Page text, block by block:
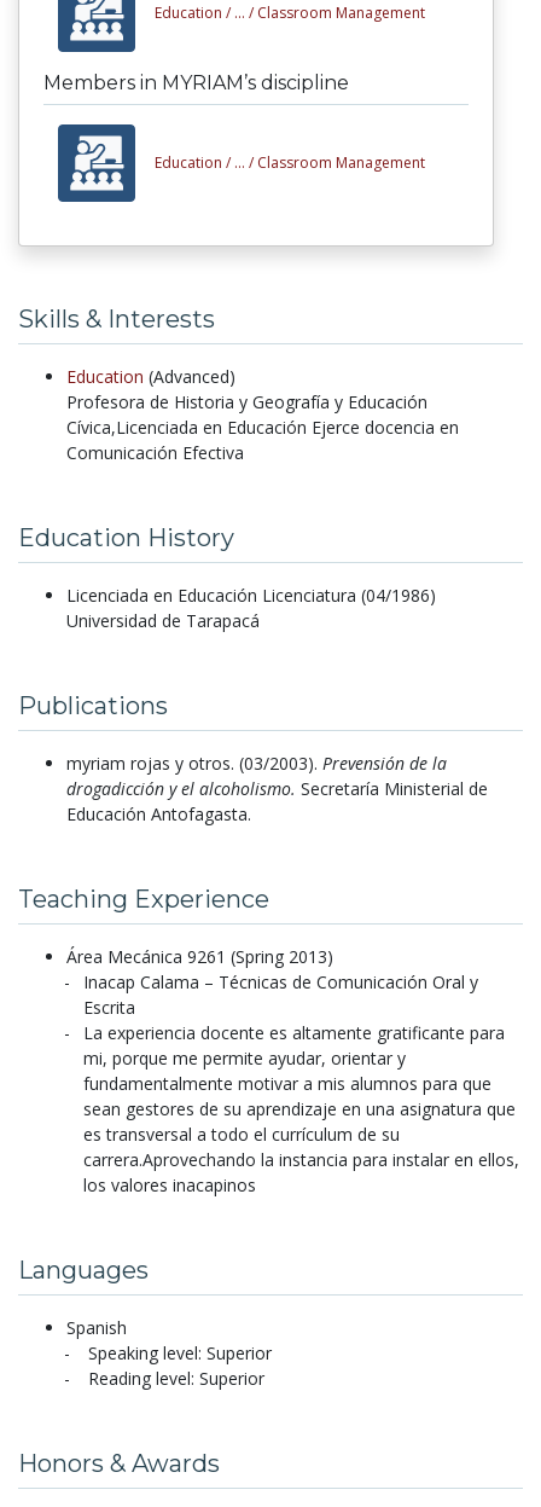
Education / ... / Classroom Management
Members in MYRIAM’s discipline
Education / ... / Classroom Management
Skills & Interests
Education (Advanced)
Profesora de Historia y Geografía y Educación
Cívica,Licenciada en Educación Ejerce docencia en
Comunicación Efectiva
Education History
Licenciada en Educación Licenciatura (04/1986)
Universidad de Tarapacá
Publications
myriam rojas y otros. (03/2003). Prevensión de la
drogadicción y el alcoholismo. Secretaría Ministerial de
Educación Antofagasta.
Teaching Experience
Área Mecánica 9261 (Spring 2013)
Inacap Calama – Técnicas de Comunicación Oral y
Escrita
La experiencia docente es altamente gratificante para
mi, porque me permite ayudar, orientar y
fundamentalmente motivar a mis alumnos para que
sean gestores de su aprendizaje en una asignatura que
es transversal a todo el currículum de su
carrera.Aprovechando la instancia para instalar en ellos,
los valores inacapinos
Languages
Spanish
Speaking level: Superior
Reading level: Superior
Honors & Awards